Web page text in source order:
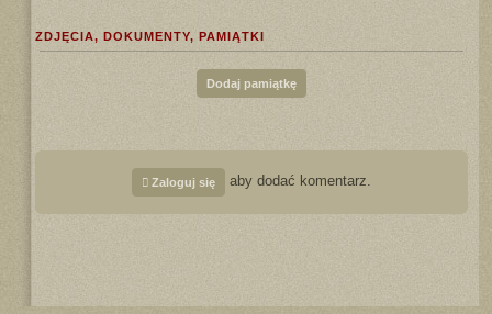
ZDJĘCIA, DOKUMENTY, PAMIĄTKI
Dodaj pamiątkę
Zaloguj się aby dodać komentarz.